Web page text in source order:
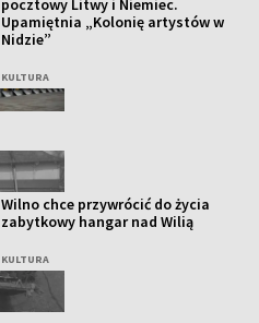
pocztowy Litwy i Niemiec.
Upamiętnia „Kolonię artystów w
Nidzie”
KULTURA
Wilno chce przywrócić do życia
zabytkowy hangar nad Wilią
KULTURA